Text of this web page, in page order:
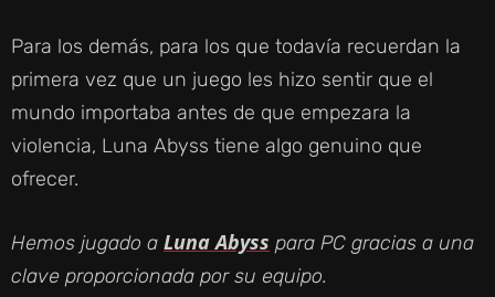
Para los demás, para los que todavía recuerdan la
primera vez que un juego les hizo sentir que el
mundo importaba antes de que empezara la
violencia, Luna Abyss tiene algo genuino que
ofrecer.
Hemos jugado a Luna Abyss para PC gracias a una
clave proporcionada por su equipo.